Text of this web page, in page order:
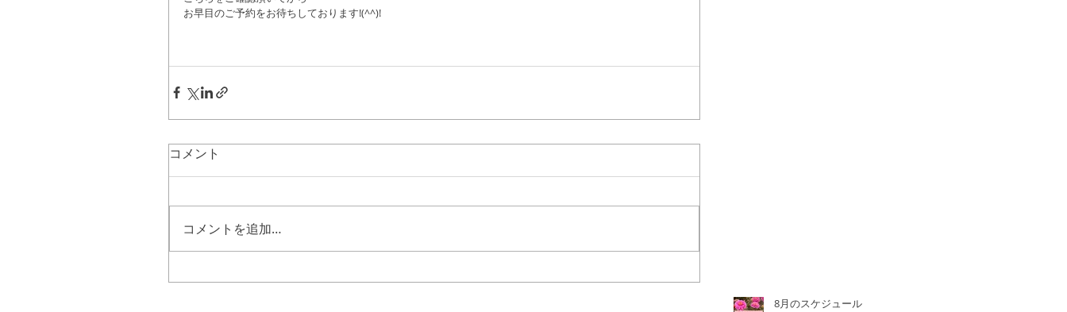
お早目のご予約をお待ちしております!(^^)!
コメント
コメントを追加…
8月のスケジュール